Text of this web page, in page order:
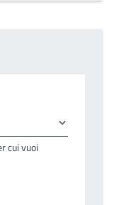
cui vuoi